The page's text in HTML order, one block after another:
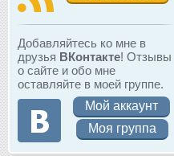
Добавляйтесь ко мне в
друзья ВКонтакте! Отзывы
о сайте и обо мне
оставляйте в моей группе.
Мой аккаунт
Моя группа